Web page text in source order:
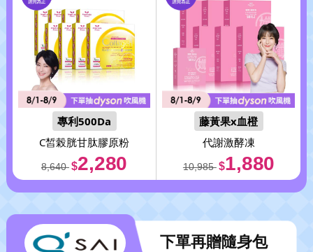
專利500Da
C皙榖胱甘肽膠原粉
8,640 $2,280
藤黃果x血橙
代謝激酵凍
10,985 $1,880
下單再贈隨身包